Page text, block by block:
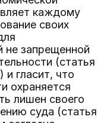
каждому
своих
не запрещенной
(статья
и гласит, что
охраняется
лишен своего
суда (статья